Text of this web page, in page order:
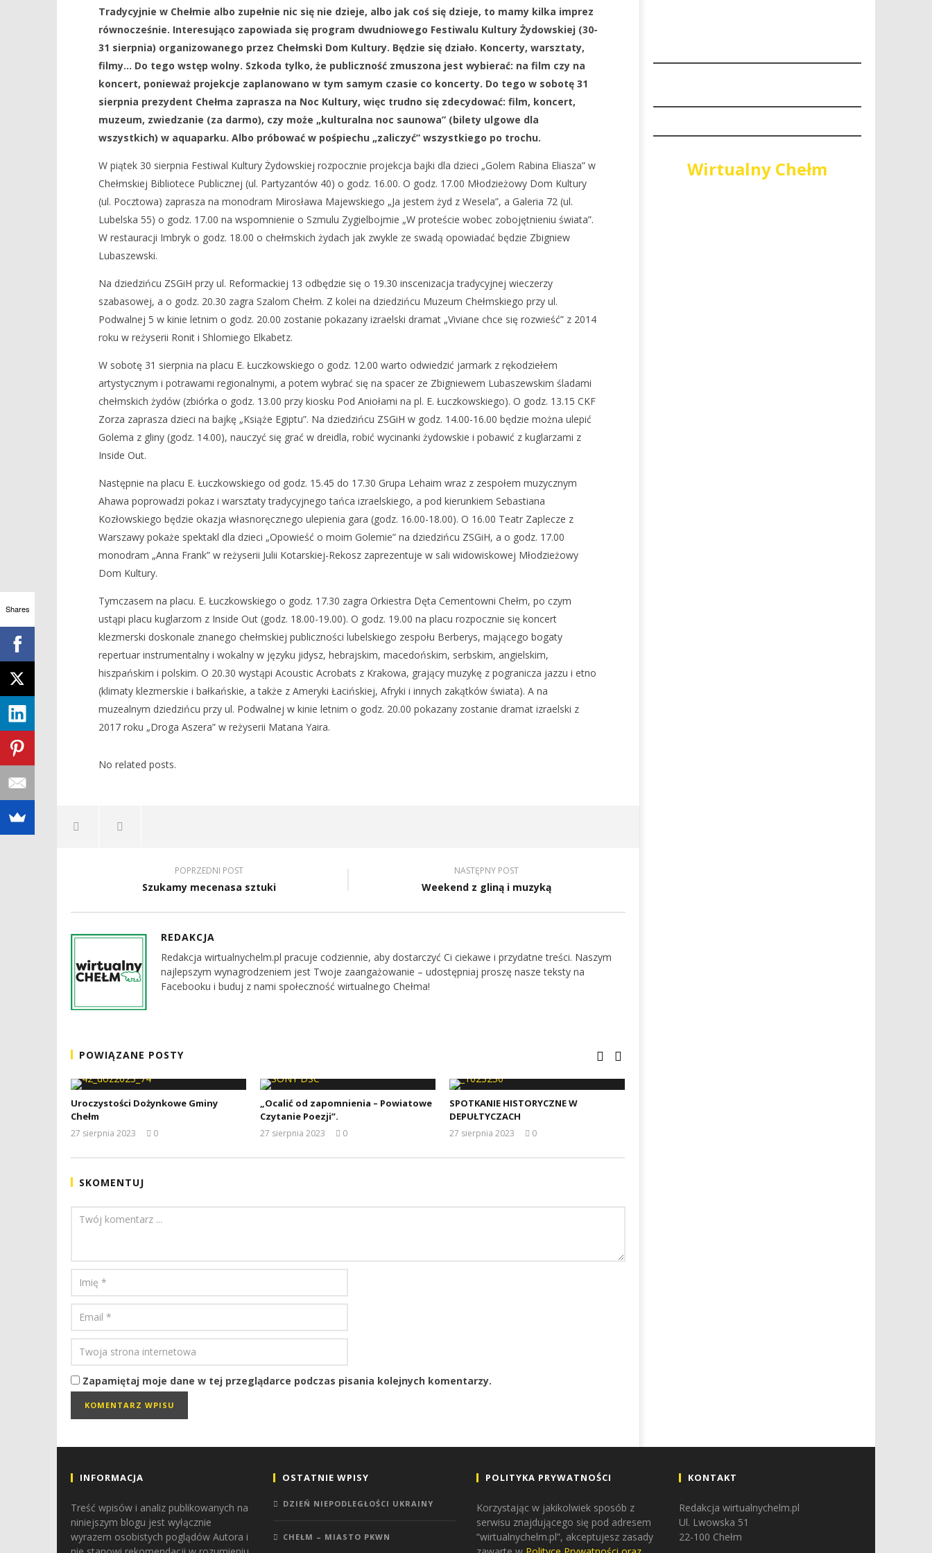
sierpnia
2019
REDAKCJA
Dzień Niepodległości Ukrainy
sierpnia
2019
REDAKCJA
Chełm – miasto PKWN
sierpnia
2019
REDAKCJA
sierpnia
Tradycyjnie w Chełmie albo zupełnie nic się nie dzieje, albo jak coś się dzieje, to mamy kilka imprez
równocześnie. Interesująco zapowiada się program dwudniowego Festiwalu Kultury Żydowskiej (30-
31 sierpnia) organizowanego przez Chełmski Dom Kultury. Będzie się działo. Koncerty, warsztaty,
filmy… Do tego wstęp wolny. Szkoda tylko, że publiczność zmuszona jest wybierać: na film czy na
koncert, ponieważ projekcje zaplanowano w tym samym czasie co koncerty. Do tego w sobotę 31
sierpnia prezydent Chełma zaprasza na Noc Kultury, więc trudno się zdecydować: film, koncert,
muzeum, zwiedzanie (za darmo), czy może „kulturalna noc saunowa” (bilety ulgowe dla
wszystkich) w aquaparku. Albo próbować w pośpiechu „zaliczyć” wszystkiego po trochu.
W piątek 30 sierpnia Festiwal Kultury Żydowskiej rozpocznie projekcja bajki dla dzieci „Golem Rabina Eliasza” w
Chełmskiej Bibliotece Publicznej (ul. Partyzantów 40) o godz. 16.00. O godz. 17.00 Młodzieżowy Dom Kultury
(ul. Pocztowa) zaprasza na monodram Mirosława Majewskiego „Ja jestem żyd z Wesela”, a Galeria 72 (ul.
Lubelska 55) o godz. 17.00 na wspomnienie o Szmulu Zygielbojmie „W proteście wobec zobojętnieniu świata”.
W restauracji Imbryk o godz. 18.00 o chełmskich żydach jak zwykle ze swadą opowiadać będzie Zbigniew
Lubaszewski.
Na dziedzińcu ZSGiH przy ul. Reformackiej 13 odbędzie się o 19.30 inscenizacja tradycyjnej wieczerzy
szabasowej, a o godz. 20.30 zagra Szalom Chełm. Z kolei na dziedzińcu Muzeum Chełmskiego przy ul.
Podwalnej 5 w kinie letnim o godz. 20.00 zostanie pokazany izraelski dramat „Viviane chce się rozwieść” z 2014
roku w reżyserii Ronit i Shlomiego Elkabetz.
W sobotę 31 sierpnia na placu E. Łuczkowskiego o godz. 12.00 warto odwiedzić jarmark z rękodziełem
artystycznym i potrawami regionalnymi, a potem wybrać się na spacer ze Zbigniewem Lubaszewskim śladami
chełmskich żydów (zbiórka o godz. 13.00 przy kiosku Pod Aniołami na pl. E. Łuczkowskiego). O godz. 13.15 CKF
Zorza zaprasza dzieci na bajkę „Książe Egiptu”. Na dziedzińcu ZSGiH w godz. 14.00-16.00 będzie można ulepić
Golema z gliny (godz. 14.00), nauczyć się grać w dreidla, robić wycinanki żydowskie i pobawić z kuglarzami z
Inside Out.
Następnie na placu E. Łuczkowskiego od godz. 15.45 do 17.30 Grupa Lehaim wraz z zespołem muzycznym
Ahawa poprowadzi pokaz i warsztaty tradycyjnego tańca izraelskiego, a pod kierunkiem Sebastiana
Kozłowskiego będzie okazja własnoręcznego ulepienia gara (godz. 16.00-18.00). O 16.00 Teatr Zaplecze z
Warszawy pokaże spektakl dla dzieci „Opowieść o moim Golemie” na dziedzińcu ZSGiH, a o godz. 17.00
monodram „Anna Frank” w reżyserii Julii Kotarskiej-Rekosz zaprezentuje w sali widowiskowej Młodzieżowy
Dom Kultury.
Tymczasem na placu. E. Łuczkowskiego o godz. 17.30 zagra Orkiestra Dęta Cementowni Chełm, po czym
ustąpi placu kuglarzom z Inside Out (godz. 18.00-19.00). O godz. 19.00 na placu rozpocznie się koncert
klezmerski doskonale znanego chełmskiej publiczności lubelskiego zespołu Berberys, mającego bogaty
repertuar instrumentalny i wokalny w języku jidysz, hebrajskim, macedońskim, serbskim, angielskim,
hiszpańskim i polskim. O 20.30 wystąpi Acoustic Acrobats z Krakowa, grający muzykę z pogranicza jazzu i etno
(klimaty klezmerskie i bałkańskie, a także z Ameryki Łacińskiej, Afryki i innych zakątków świata). A na
muzealnym dziedzińcu przy ul. Podwalnej w kinie letnim o godz. 20.00 pokazany zostanie dramat izraelski z
2017 roku „Droga Aszera” w reżyserii Matana Yaira.
No related posts.
POPRZEDNI POST
Szukamy mecenasa sztuki
NASTĘPNY POST
Weekend z gliną i muzyką
REDAKCJA
Redakcja wirtualnychelm.pl pracuje codziennie, aby dostarczyć Ci ciekawe i przydatne treści. Naszym
najlepszym wynagrodzeniem jest Twoje zaangażowanie – udostępniaj proszę nasze teksty na
Facebooku i buduj z nami społeczność wirtualnego Chełma!
POWIĄZANE POSTY
Uroczystości Dożynkowe Gminy
Chełm
27 sierpnia 2023
0
„Ocalić od zapomnienia – Powiatowe
Czytanie Poezji”.
27 sierpnia 2023
0
SPOTKANIE HISTORYCZNE W
DEPUŁTYCZACH
27 sierpnia 2023
0
SKOMENTUJ
Zapamiętaj moje dane w tej przeglądarce podczas pisania kolejnych komentarzy.
Wirtualny Chełm
INFORMACJA
Treść wpisów i analiz publikowanych na
niniejszym blogu jest wyłącznie
wyrazem osobistych poglądów Autora i
OSTATNIE WPISY
DZIEŃ NIEPODLEGŁOŚCI UKRAINY
CHEŁM – MIASTO PKWN
POLITYKA PRYWATNOŚCI
Korzystając w jakikolwiek sposób z
serwisu znajdującego się pod adresem
“wirtualnychelm.pl”, akceptujesz zasady
KONTAKT
Redakcja wirtualnychelm.pl
Ul. Lwowska 51
22-100 Chełm
Shares